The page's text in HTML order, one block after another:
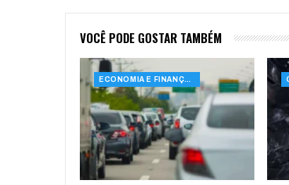
VOCÊ PODE GOSTAR TAMBÉM
ECONOMIA E FINANÇAS